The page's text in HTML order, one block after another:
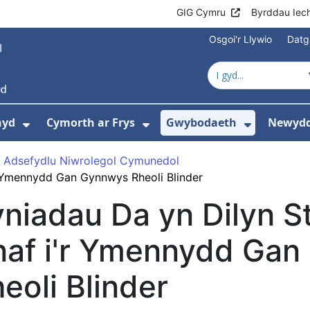
GIG Cymru Byrddau
Osgoi'r Llywio
ar gyfer Amdanom Ni
Dangos isddewislen ar gyfer Cyngor
Cymorth ar Frys
Dangos isddewislen ar
Gwybodaeth
Dangos
Adsefydlu Niwrolegol Cymunedol
Gan Gynnwys Rheoli Blinder
Da yn Dilyn
i'r Ymennydd
Blinder